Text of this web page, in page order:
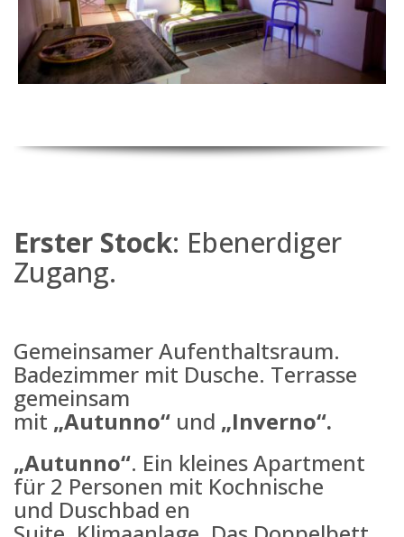
Erster Stock: Ebenerdiger
Zugang.
Gemeinsamer Aufenthaltsraum.
Badezimmer mit Dusche. Terrasse
gemeinsam
mit „Autunno“ und „Inverno“.
„Autunno“. Ein kleines Apartment
für 2 Personen mit Kochnische
und Duschbad en